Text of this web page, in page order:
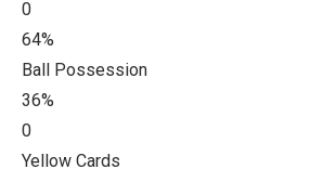
0
64%
Ball Possession
36%
0
Yellow Cards